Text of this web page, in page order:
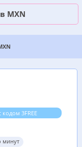
MXN
3FREE
минут